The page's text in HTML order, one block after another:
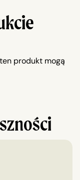
produkt mogą